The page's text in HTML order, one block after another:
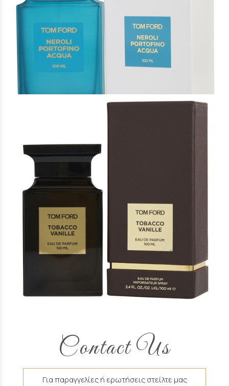
Άρωμα Τύπου Neroli Portofino Acqua Unisex
Άρωμα Τύπου Tobacco Vanille Unisex
Contact Us
Για παραγγελίες ή ερωτήσεις στείλτε μας